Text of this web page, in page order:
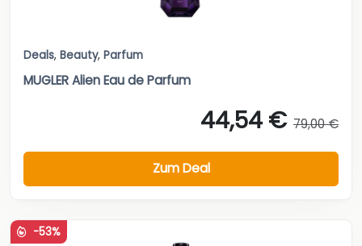
Deals, Beauty, Parfum
MUGLER Alien Eau de Parfum
44,54 € 79,00 €
Zum Deal
-53%